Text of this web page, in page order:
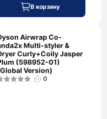
В корзину
Airwrap Co-
Multi-styler &
Curly+Coily Jasper
(598952-01)
Version)
0